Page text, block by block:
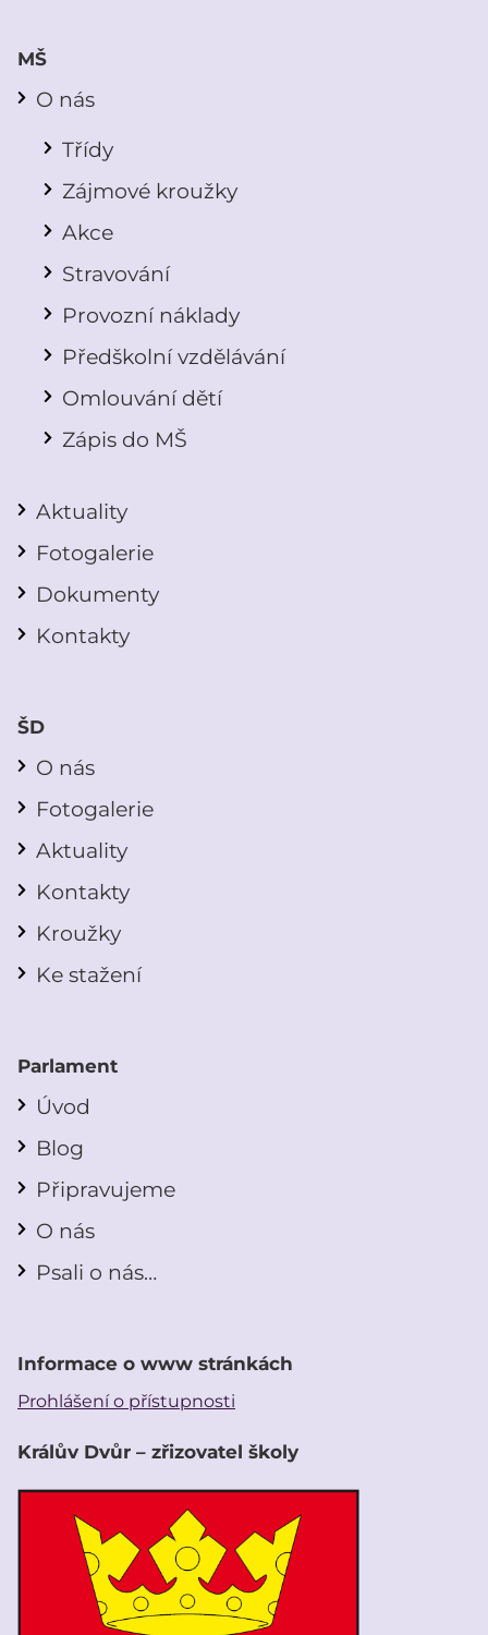
MŠ
O nás
Třídy
Zájmové kroužky
Akce
Stravování
Provozní náklady
Předškolní vzdělávání
Omlouvání dětí
Zápis do MŠ
Aktuality
Fotogalerie
Dokumenty
Kontakty
ŠD
O nás
Fotogalerie
Aktuality
Kontakty
Kroužky
Ke stažení
Parlament
Úvod
Blog
Připravujeme
O nás
Psali o nás…
Informace o www stránkách
Prohlášení o přístupnosti
Králův Dvůr – zřizovatel školy